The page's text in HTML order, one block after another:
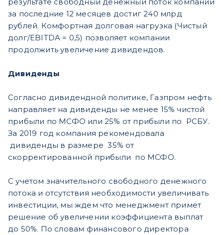
за последние 12 месяцев достиг 240 млрд
рублей. Комфортная долговая нагрузка (Чистый
долг/EBITDA = 0,5) позволяет компании
продолжить увеличение дивидендов.
Дивиденды
Согласно дивидендной политике, Газпром нефть
направляет на дивиденды не менее 15% чистой
прибыли по МСФО или 25% от прибыли по РСБУ.
За 2019 год компания рекомендовала
дивиденды в размере 35% от
скорректированной прибыли по МСФО.
С учетом значительного свободного денежного
потока и отсутствия необходимости увеличивать
инвестиции, мы ждем что менеджмент примет
решение об увеличении коэффициента выплат
до 50%. По словам финансового директора